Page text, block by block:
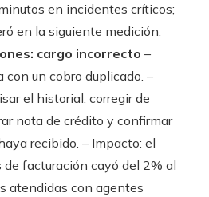
en incidentes críticos;
en la siguiente medición.
cargo incorrecto –
con un cobro duplicado. –
el historial, corregir de
nota de crédito y confirmar
recibido. – Impacto: el
de facturación cayó del 2% al
atendidas con agentes